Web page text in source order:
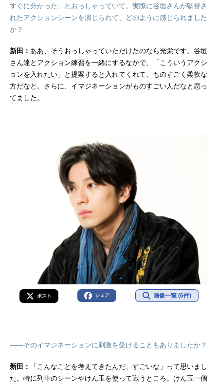
すぐに分かった」とおっしゃっていて。実際に谷垣さんが監督さ
れたアクションシーンを演じられて、どのように感じられました
か？
新田： ああ、そうおっしゃっていただけたのなら光栄です。谷垣
さん達とアクション練習を一緒にするなかで、「こういうアクシ
ョンを入れたい」と提案すると入れてくれて、ものすごく柔軟な
方だなと。さらに、イマジネーションがものすごい人だなと思っ
てました。
ポスト シェア 画像一覧 (6件)
——そのイマジネーションに刺激を受けることもありましたか？
新田：
「こんなことを考えてきたんだ、すごいな」って思いまし
た。特に列車のシーンやけん玉を使って戦うところ。けん玉一個